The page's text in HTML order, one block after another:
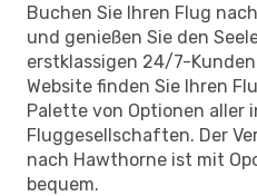
Buchen Sie Ihren Flug
und genießen Sie den
erstklassigen 24/7-
Website finden Sie Ihren
Palette von Optionen aller
Fluggesellschaften. Der
nach Hawthorne ist mit
bequem.